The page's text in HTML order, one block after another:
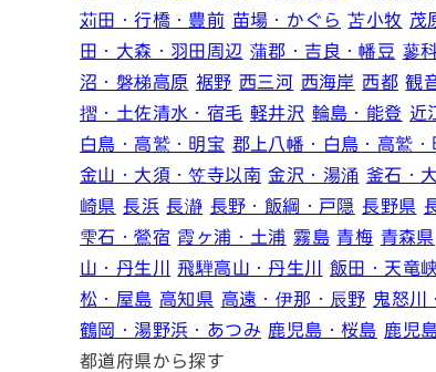
苅田・行橋・豊前 苗場・かぐら 苫小牧 茂
田・大森・羽田周辺 蒲郡・吉良・幡豆 蓼
沼・磐梯高原 裾野 西三河 西海岸 西都 観
摺・土佐清水・宿毛 軽井沢 輪島・能登 近
白鳥・高鷲・明宝 郡上八幡・白鳥・高鷲・
金山・大須・笠寺以南 金沢・湯涌 釜石・
崎県 長浜 長瀞 長野・飯綱・戸隠 長野県
雫石・鶯宿 霞ヶ浦・土浦 霧島 青梅 青森県
山・丹生川
飛騨高山・丹生川 飯田・天竜
松・屋島 高知県 高遠・伊那・辰野 鬼怒川
鶴岡・湯野浜・あつみ 鹿児島・桜島 鹿児
都道府県から探す